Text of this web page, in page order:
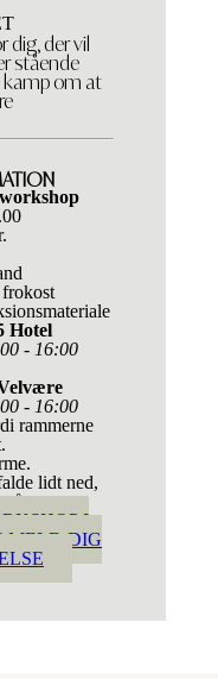
dig, der vil
stående
kamp om at
Hotel
- 16:00
- 16:00
rammerne
lidt ned,
I
DIG